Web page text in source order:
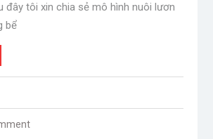
đây tôi xin chia sẻ mô hình nuôi lươn
bể